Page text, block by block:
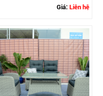
Giá:Liên hệ